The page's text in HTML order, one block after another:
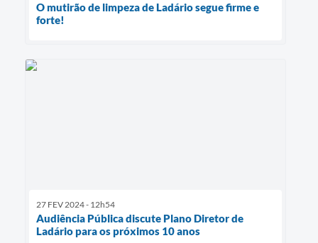
O mutirão de limpeza de Ladário segue firme e
forte!
27 FEV 2024 - 12h54
Audiência Pública discute Plano Diretor de
Ladário para os próximos 10 anos